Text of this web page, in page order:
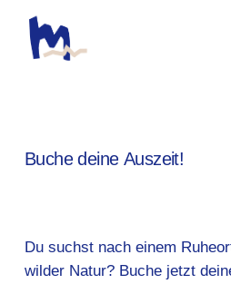
Buche deine Auszeit!
Du suchst nach einem
wilder Natur? Buche jetzt